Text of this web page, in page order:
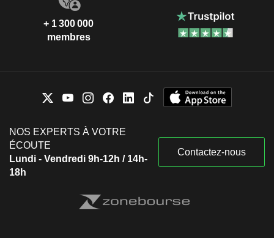
+ 1 300 000
membres
NOS EXPERTS À VOTRE
ÉCOUTE
Lundi - Vendredi 9h-12h / 14h-
18h
Contactez-nous